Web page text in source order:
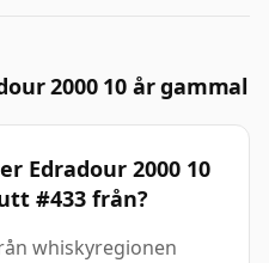
2000 10 år gammal
Edradour 2000 10
#433 från?
whiskyregionen